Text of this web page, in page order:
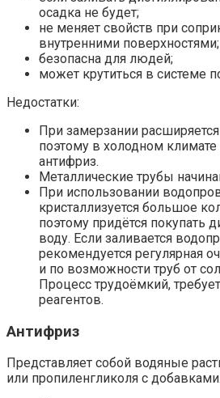
осадка не будет;
не меняет свойств при
внутренними поверхностями;
безопасна для людей;
может крутиться в системе
Недостатки:
При замерзании
поэтому в холодном климате
антифриз.
Металлические трубы
При использовании
кристаллизуется большое
поэтому придётся покупать
воду. Если заливается
рекомендуется регулярная
и по возможности труб от
Процесс трудоёмкий,
реагентов.
Антифриз
Представляет собой водяные
или пропиленгликоля с добавками.